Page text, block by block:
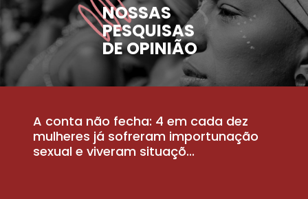
NOSSAS
PESQUISAS
DE OPINIÃO
A conta não fecha: 4 em cada dez
mulheres já sofreram importunação
sexual e viveram situaçõ...